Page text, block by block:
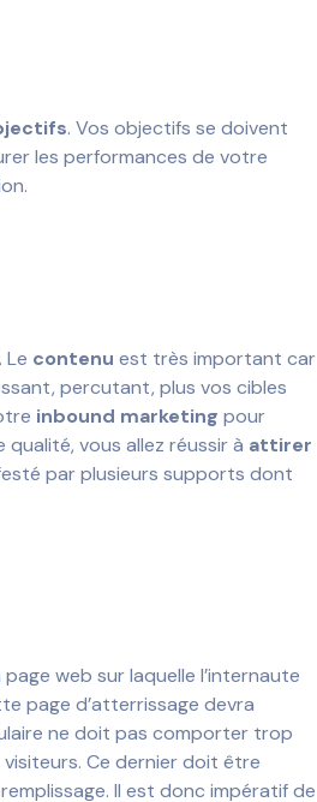
. Vos objectifs se doivent
les performances de votre
contenu est très important car
percutant, plus vos cibles
inbound marketing pour
vous allez réussir à attirer
par plusieurs supports dont
web sur laquelle l’internaute
page d’atterrissage devra
ne doit pas comporter trop
Ce dernier doit être
Il est donc impératif de